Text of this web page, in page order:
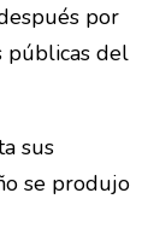
por
públicas del
sus
se produjo